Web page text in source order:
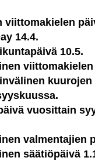
viittomakielen
14.4.
10.5.
viittomakielen
vuosittain
valmentajien
säätiöpäivä